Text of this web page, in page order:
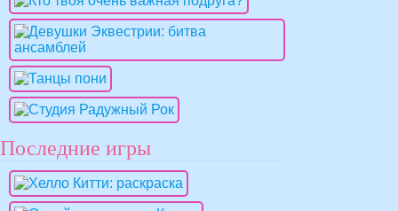
Последние игры